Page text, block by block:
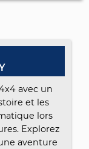
avec un
et les
lors
Explorez
aventure